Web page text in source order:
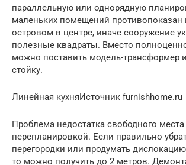
параллельную или однорядную
маленьких помещений противопоказан
островом в центре, иначе сооружение
полезные квадраты. Вместо
можно поставить модель-трансформер
стойку.
Линейная кухняИсточник furnishhome.ru
Проблема недостатка свободного места
перепланировкой. Если правильно
перегородки или продумать
то можно получить до 2 метров.